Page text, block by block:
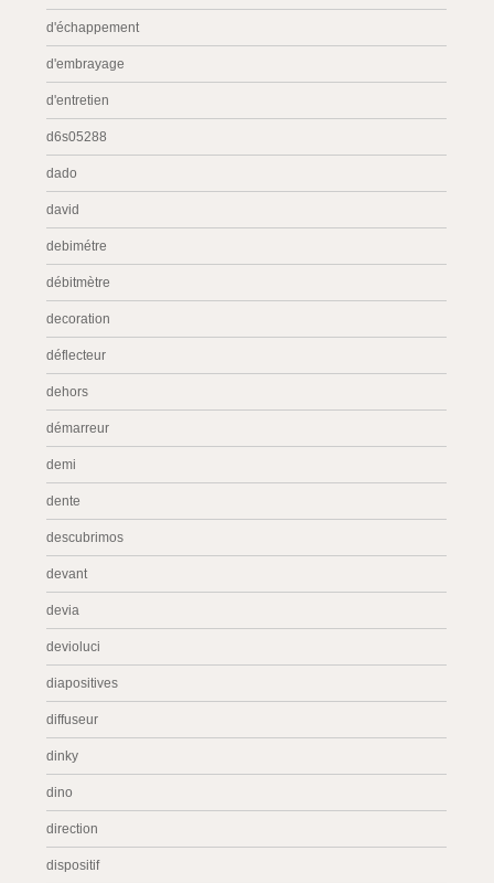
d'échappement
d'embrayage
d'entretien
d6s05288
dado
david
debimétre
débitmètre
decoration
déflecteur
dehors
démarreur
demi
dente
descubrimos
devant
devia
devioluci
diapositives
diffuseur
dinky
dino
direction
dispositif